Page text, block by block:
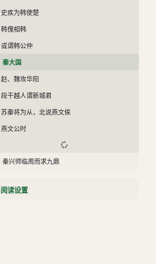
史疾为韩使楚
韩傀相韩
或谓韩公仲
秦大国
赵、魏攻华阳
段干越人谓新城君
苏秦将为从，北说燕文侯
燕文公时
秦兴师临周而求九鼎
温人之周
阅读设置